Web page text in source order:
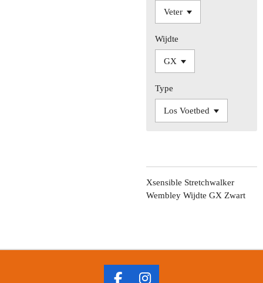
Wijdte
Type
Xsensible Stretchwalker
Wembley Wijdte GX Zwart